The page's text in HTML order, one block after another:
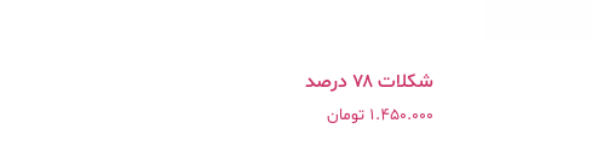
شکلات ۷۸ درصد
1.450.000 تومان